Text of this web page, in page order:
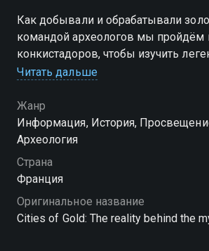
Как добывали и обрабатывали
командой археологов мы пройдём
конкистадоров, чтобы изучить
существовании в XVI веке сказочно
Читать дальше
Жанр
Информация, История,
Археология
Страна
Франция
Оригинальное название
Cities of Gold: The reality behind the